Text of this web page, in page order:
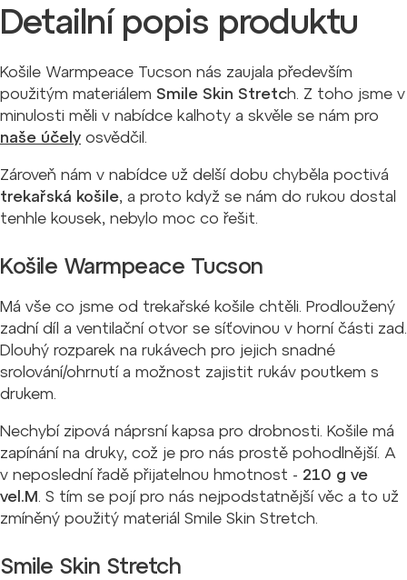
Detailní popis produktu
Košile Warmpeace Tucson nás zaujala především
použitým materiálem Smile Skin Stretch. Z toho jsme v
minulosti měli v nabídce kalhoty a skvěle se nám pro
naše účely osvědčil.
Zároveň nám v nabídce už delší dobu chyběla poctivá
trekařská košile, a proto když se nám do rukou dostal
tenhle kousek, nebylo moc co řešit.
Košile Warmpeace Tucson
Má vše co jsme od trekařské košile chtěli. Prodloužený
zadní díl a ventilační otvor se síťovinou v horní části zad.
Dlouhý rozparek na rukávech pro jejich snadné
srolování/ohrnutí a možnost zajistit rukáv poutkem s
drukem.
Nechybí zipová náprsní kapsa pro drobnosti. Košile má
zapínání na druky, což je pro nás prostě pohodlnější. A
v neposlední řadě přijatelnou hmotnost - 210 g ve
vel.M. S tím se pojí pro nás nejpodstatnější věc a to už
zmíněný použitý materiál Smile Skin Stretch.
Smile Skin Stretch